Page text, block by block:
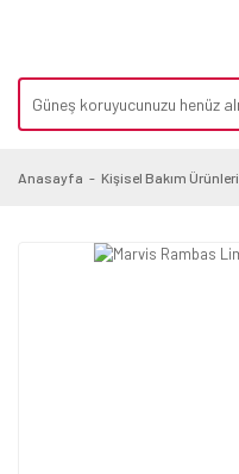
Anasayfa Kişisel Bakım Ürünleri